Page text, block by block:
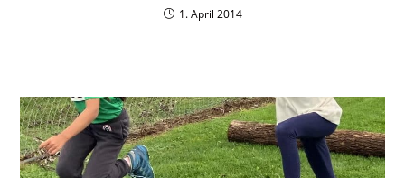
1. April 2014